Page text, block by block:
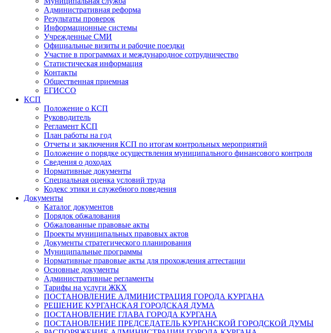
Административная реформа
Результаты проверок
Информационные системы
Учрежденные СМИ
Официальные визиты и рабочие поездки
Участие в программах и международное сотрудничество
Статистическая информация
Контакты
Общественная приемная
ЕГИССО
КСП
Положение о КСП
Руководитель
Регламент КСП
План работы на год
Отчеты и заключения КСП по итогам контрольных мероприятий
Положение о порядке осуществления муниципального финансового контроля
Сведения о доходах
Нормативные документы
Специальная оценка условий труда
Кодекс этики и служебного поведения
Документы
Каталог документов
Порядок обжалования
Обжалованные правовые акты
Проекты муниципальных правовых актов
Документы стратегического планирования
Муниципальные программы
Нормативные правовые акты для прохождения аттестации
Основные документы
Административные регламенты
Тарифы на услуги ЖКХ
ПОСТАНОВЛЕНИЕ АДМИНИСТРАЦИЯ ГОРОДА КУРГАНА
РЕШЕНИЕ КУРГАНСКАЯ ГОРОДСКАЯ ДУМА
ПОСТАНОВЛЕНИЕ ГЛАВА ГОРОДА КУРГАНА
ПОСТАНОВЛЕНИЕ ПРЕДСЕДАТЕЛЬ КУРГАНСКОЙ ГОРОДСКОЙ ДУМЫ